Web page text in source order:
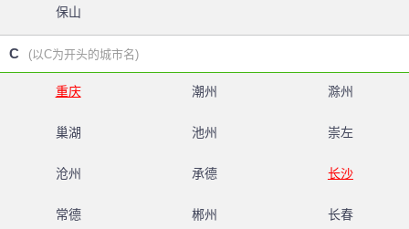
保山
C (以C为开头的城市名)
重庆 潮州 滁州
巢湖 池州 崇左
沧州 承德 长沙
常德 郴州 长春